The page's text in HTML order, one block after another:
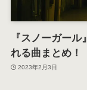
『スノーガー
れる曲まとめ！
2023年2月3日